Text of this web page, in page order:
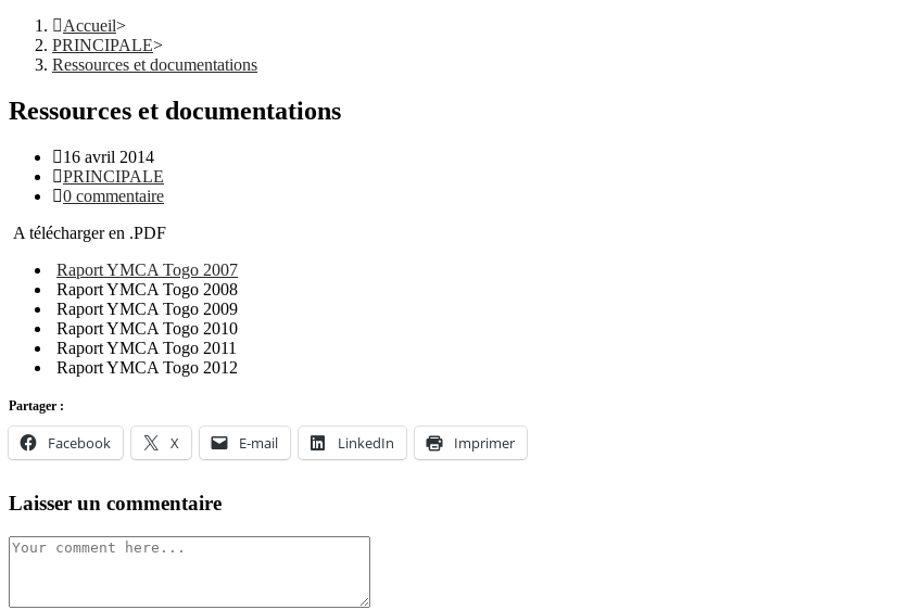
Accueil>
PRINCIPALE>
Ressources et documentations
Ressources et documentations
Post
published:
16 avril 2014
Post
category:
PRINCIPALE
Post
0 commentaire
A télécharger en .PDF
Raport YMCA Togo 2007
Raport YMCA Togo 2008
Raport YMCA Togo 2009
Raport YMCA Togo 2010
Raport YMCA Togo 2011
Raport YMCA Togo 2012
Partager :
Facebook X E-mail LinkedIn Imprimer
Laisser un commentaire
Comment